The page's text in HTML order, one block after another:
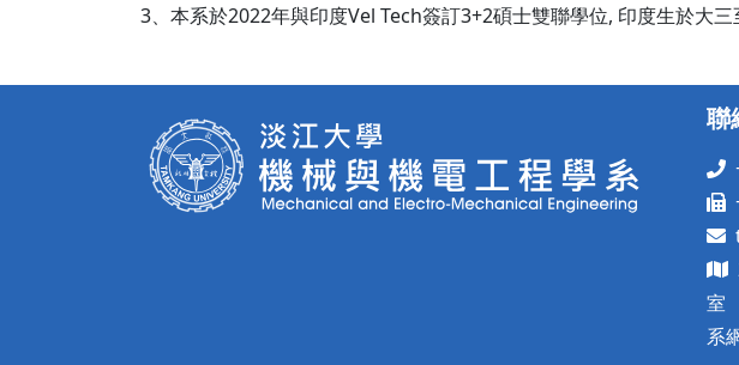
3、本系於2022年與印度Vel Tech簽訂3+2碩士雙聯學位, 印度生於大
聯
室
系